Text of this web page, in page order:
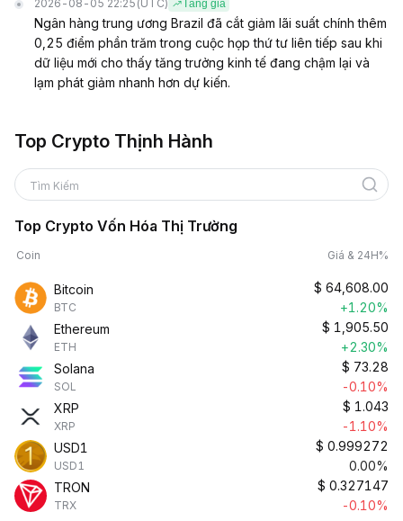
2026-08-05 22:25 (UTC) Tăng giá
Ngân hàng trung ương Brazil đã cắt giảm lãi suất chính thêm
0,25 điểm phần trăm trong cuộc họp thứ tư liên tiếp sau khi
dữ liệu mới cho thấy tăng trưởng kinh tế đang chậm lại và
lạm phát giảm nhanh hơn dự kiến.
Top Crypto Thịnh Hành
Tìm Kiếm
Top Crypto Vốn Hóa Thị Trường
Coin Giá & 24H%
Bitcoin
BTC
$ 64,608.00
+1.20%
Ethereum
ETH
$ 1,905.50
+2.30%
Solana
SOL
$ 73.28
-0.10%
XRP
XRP
$ 1.043
-1.10%
USD1
USD1
$ 0.999272
0.00%
TRON
TRX
$ 0.327147
-0.10%